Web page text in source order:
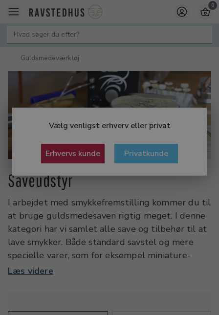
Vælg venligst erhverv eller privat
Erhvervs kunde Privatkunde
0
Guldsmedeværktøj
Saveudstyr
I arbejdet med smykkefremstilling kommer du til
at bruge guldsmedesaven rigtig meget. I denne
kategori har vi samlet alle save og tilbehør til at
lave smykker. Både standard savstel og mere
specielle varer, som for eksempel miniature-
eller letvægtssavstel. Endvidere finder du
save, diamantklinger og ringsavetang, savbræt og
Læs videre